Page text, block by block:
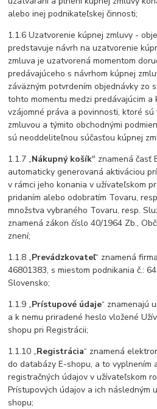
alebo inej podnikateľskej činnosti;
1.1.6 Uzatvorenie kúpnej zmluvy -
predstavuje návrh na uzatvorenie
zmluva je uzatvorená momentom
predávajúceho s návrhom kúpnej
záväzným potvrdením objednávky zo
tohto momentu medzi predávajúcim a
vzájomné práva a povinnosti, ktoré sú
zmluvou a týmito obchodnými
sú neoddeliteľnou súčasťou kúpnej
1.1.7 „Nákupný košík" znamená časť
automaticky generovaná aktiváciou
v rámci jeho konania v užívateľskom
pridaním alebo odobratím Tovaru,
množstva vybraného Tovaru, resp.
znamená zákon číslo 40/1964 Zb.,
znení;
1.1.8 „Prevádzkovateľ“ znamená
46801383, s miestom podnikania č.:
Slovensko;
1.1.9 „Prístupové údaje“ znamenajú
a k nemu priradené heslo vložené
shopu pri Registrácii;
1.1.10 „Registrácia“ znamená
do databázy E-shopu, a to vyplnením
registračných údajov v užívateľskom
Prístupových údajov a ich následným
shopu;